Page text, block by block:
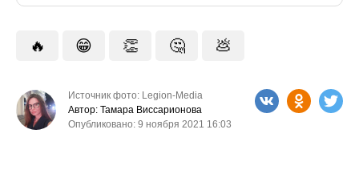
🔥 😁 👏 🤔 💩
Источник фото: Legion-Media
Автор: Тамара Виссарионова
Опубликовано: 9 ноября 2021 16:03